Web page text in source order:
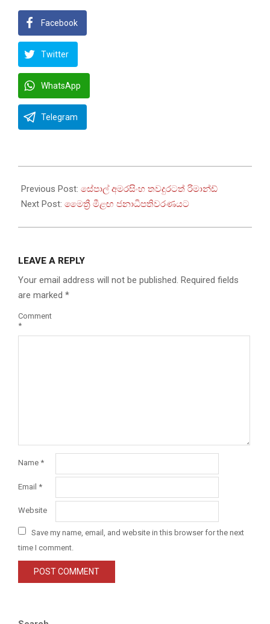
Facebook
Twitter
WhatsApp
Telegram
01-
31
Previous Post: සේපාල් අමරසිංහ තවදුරටත් රිමාන්ඩ්
Next Post: මෛත්‍රී මීළඟ ජනාධිපතිවරණයට
LEAVE A REPLY
Your email address will not be published. Required fields
are marked *
Comment
*
Name *
Email *
Website
Save my name, email, and website in this browser for the next
time I comment.